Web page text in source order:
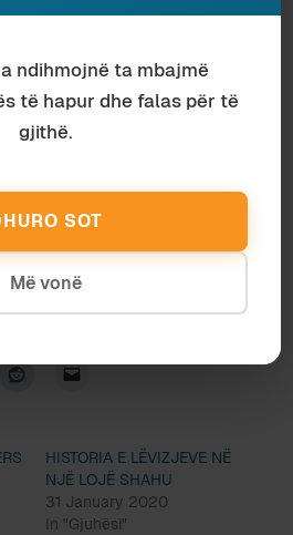
i përket – një kohe tashmë
mund të shijoheshin në
nuk i ndynin duart me
mundimi intelektual, për
fjalës. Të gjitha të drejtat të
HISTORIA E LËVIZJEVE NË
NJË LOJË SHAHU
31 January 2020
In "Gjuhësi"
ndihmojnë ta mbajmë
të hapur dhe falas për të
gjithë.
SOT
Më vonë